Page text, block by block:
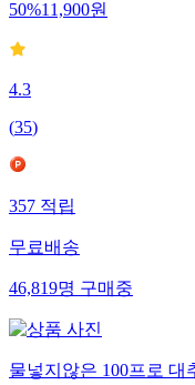
50%11,900원
4.3
(35)
357적립
무료배송
46,819명구매중
물넣지않은 100프로